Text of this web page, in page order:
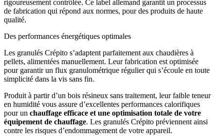
rigoureusement contrôlée. Ce label allemand garantit un processus
de fabrication qui répond aux normes, pour des produits de haute
qualité.
Des performances énergétiques optimales
Les granulés Crépito s’adaptent parfaitement aux chaudières à
pellets, alimentées manuellement. Leur fabrication est optimisée
pour garantir un flux granulométrique régulier qui s’écoule en toute
simplicité dans la vis sans fin.
Produit à partir d’un bois résineux sans traitement, leur faible teneur
en humidité vous assure d’excellentes performances calorifiques
pour un chauffage efficace et une optimisation totale de votre
équipement de chauffage. Les granulés Crépito préviennent ainsi
contre les risques d’endommagement de votre appareil.